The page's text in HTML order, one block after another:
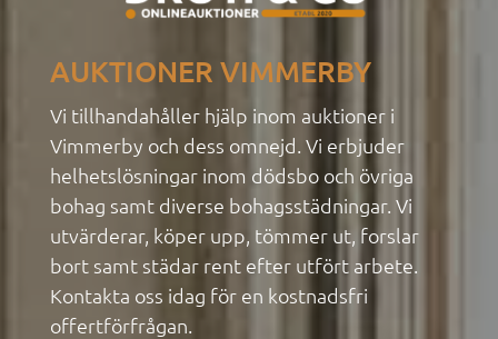
AUKTIONER VIMMERBY
Vi tillhandahåller hjälp inom auktioner i
Vimmerby och dess omnejd. Vi erbjuder
helhetslösningar inom dödsbo och övriga
bohag samt diverse bohagsstädningar. Vi
utvärderar, köper upp, tömmer ut, forslar
bort samt städar rent efter utfört arbete.
Kontakta oss idag för en kostnadsfri
offertförfrågan.